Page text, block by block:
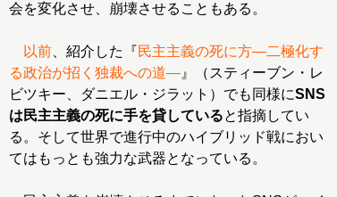
会を変化させ、崩壊させることもある。
以前 、紹介した『民主主義の死に方―二極化す
る政治が招く独裁への道― 』（スティーブン・レ
ビツキー、ダニエル・ジラット）でも同様にSNS
は民主主義の死に手を貸していると指摘してい
る。そして世界で進行中のハイブリッド戦におい
てはもっとも強力な武器となっている。